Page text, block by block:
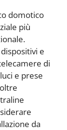
domotico
più
e
di
e prese
da